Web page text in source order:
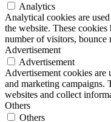
Analytics
Analytical cookies are
the website. These
number of visitors, bounce
Advertisement
Advertisement
Advertisement cookies are
and marketing campaigns.
websites and collect
Others
Others